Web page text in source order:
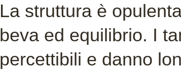
La struttura è
beva ed equilibrio. I
percettibili e danno